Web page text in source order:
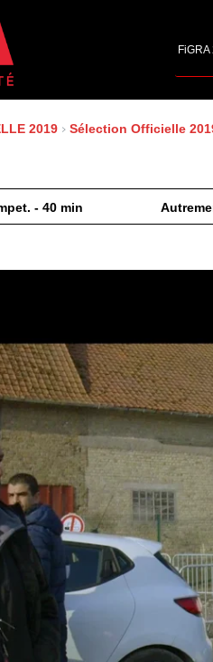
FiGRA
2019 › Sélection Officielle
- 40 min